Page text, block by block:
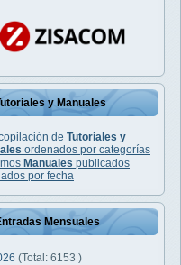
y Manuales
de Tutoriales y
ordenados por categorías
Manuales publicados
por fecha
Mensuales
(Total: 6153 )